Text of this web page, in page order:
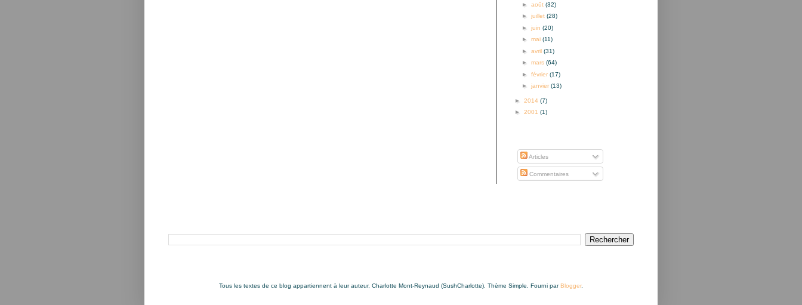
► août (32)
► juillet (28)
► juin (20)
► mai (11)
► avril (31)
► mars (64)
► février (17)
► janvier (13)
► 2014 (7)
► 2001 (1)
Articles
Commentaires
Tous les textes de ce blog appartiennent à leur auteur, Charlotte Mont-Reynaud (SushCharlotte). Thème Simple. Fourni parBlogger.